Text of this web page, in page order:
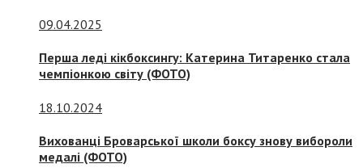
09.04.2025
Перша леді кікбоксингу: Катерина Титаренко стала
чемпіонкою світу (ФОТО)
18.10.2024
Вихованці Броварської школи боксу знову вибороли
медалі (ФОТО)